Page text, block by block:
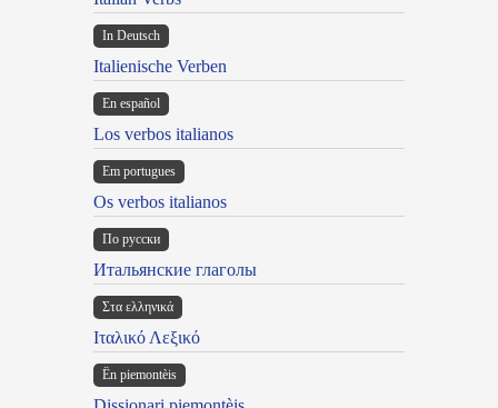
In Deutsch
Italienische Verben
En español
Los verbos italianos
Em portugues
Os verbos italianos
По русски
Итальянские глаголы
Στα ελληνικά
Ιταλικό Λεξικό
Ën piemontèis